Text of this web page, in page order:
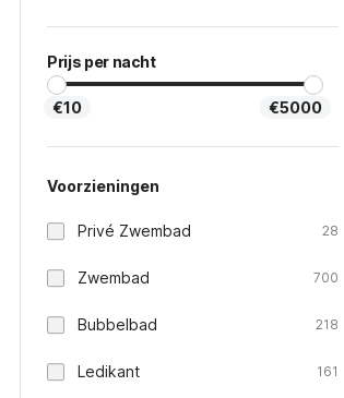
Prijs per nacht
€10 €5000
Voorzieningen
Privé Zwembad 28
Zwembad 700
Bubbelbad 218
Ledikant 161